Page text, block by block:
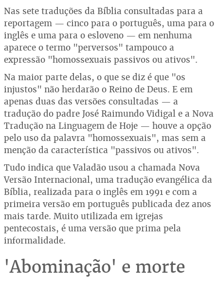
Nas sete traduções da Bíblia consultadas para a
reportagem — cinco para o português, uma para o
inglês e uma para o esloveno — em nenhuma
aparece o termo "perversos" tampouco a
expressão "homossexuais passivos ou ativos".
Na maior parte delas, o que se diz é que "os
injustos" não herdarão o Reino de Deus. E em
apenas duas das versões consultadas — a
tradução do padre José Raimundo Vidigal e a Nova
Tradução na Linguagem de Hoje — houve a opção
pelo uso da palavra "homossexuais", mas sem a
menção da característica "passivos ou ativos".
Tudo indica que Valadão usou a chamada Nova
Versão Internacional, uma tradução evangélica da
Bíblia, realizada para o inglês em 1991 e com a
primeira versão em português publicada dez anos
mais tarde. Muito utilizada em igrejas
pentecostais, é uma versão que prima pela
informalidade.
'Abominação' e morte